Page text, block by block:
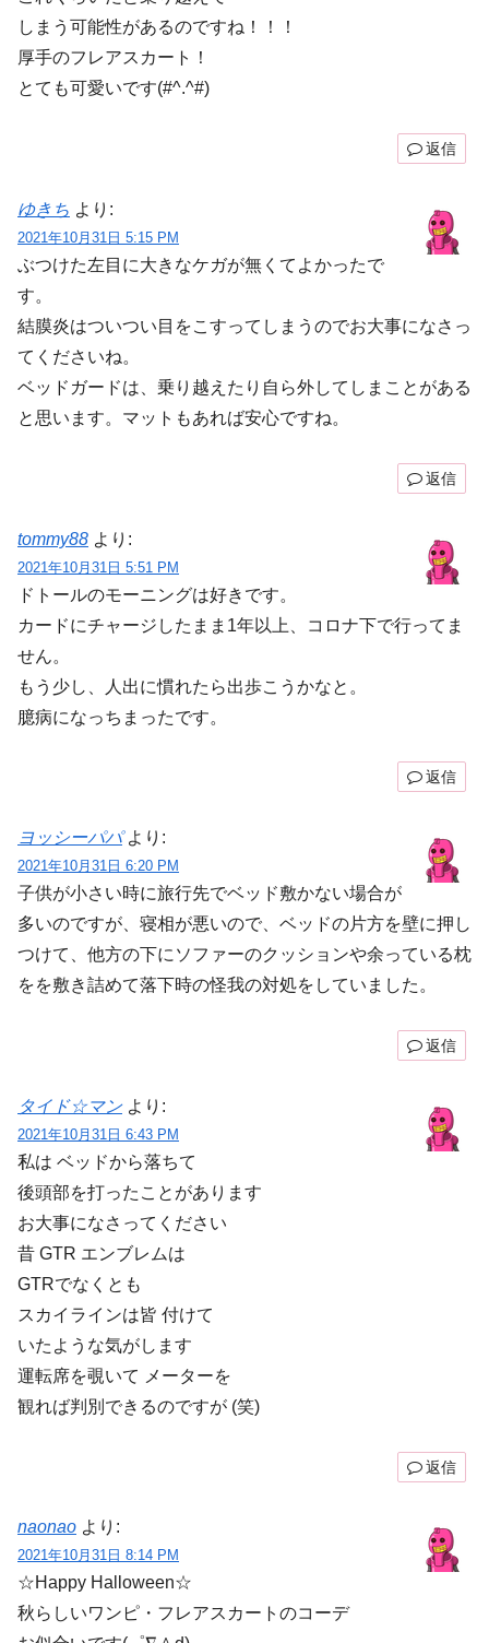
しまう可能性があるのですね！！！
厚手のフレアスカート！
とても可愛いです(#^.^#)
返信
ゆきち より:
2021年10月31日 5:15 PM
ぶつけた左目に大きなケガが無くてよかったで
す。
結膜炎はついつい目をこすってしまうのでお大事になさっ
てくださいね。
ベッドガードは、乗り越えたり自ら外してしまことがある
と思います。マットもあれば安心ですね。
返信
tommy88 より:
2021年10月31日 5:51 PM
ドトールのモーニングは好きです。
カードにチャージしたまま1年以上、コロナ下で行ってま
せん。
もう少し、人出に慣れたら出歩こうかなと。
臆病になっちまったです。
返信
ヨッシーパパ より:
2021年10月31日 6:20 PM
子供が小さい時に旅行先でベッド敷かない場合が
多いのですが、寝相が悪いので、ベッドの片方を壁に押し
つけて、他方の下にソファーのクッションや余っている枕
をを敷き詰めて落下時の怪我の対処をしていました。
返信
タイド☆マン より:
2021年10月31日 6:43 PM
私は ベッドから落ちて
後頭部を打ったことがあります
お大事になさってください
昔 GTR エンブレムは
GTRでなくとも
スカイラインは皆 付けて
いたような気がします
運転席を覗いて メーターを
観れば判別できるのですが (笑)
返信
naonao より:
2021年10月31日 8:14 PM
☆Happy Halloween☆
秋らしいワンピ・フレアスカートのコーデ